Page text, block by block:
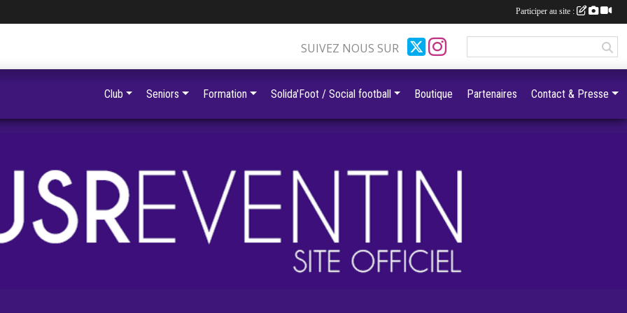
SUIVEZ NOUS SUR
Club Seniors Formation Solida'Foot / Social football Boutique Partenaires Contact & Presse
Participer au site :